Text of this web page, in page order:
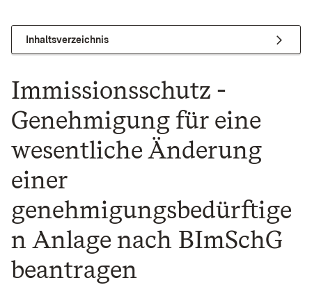
Inhaltsverzeichnis
Immissionsschutz -
Genehmigung für eine
wesentliche Änderung
einer
genehmigungsbedürftige
n Anlage nach BImSchG
beantragen